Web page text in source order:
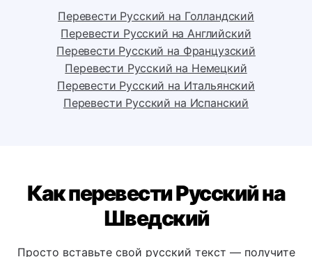
🌐 Шведский версия этой страницы
Перевести Русский на Голландский
Перевести Русский на Английский
Перевести Русский на Французский
Перевести Русский на Немецкий
Как перевести Русский на